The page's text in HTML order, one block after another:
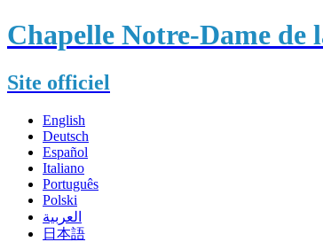
Chapelle Notre-Dame
Site officiel
English
Deutsch
Español
Italiano
Português
Polski
العربية
日本語